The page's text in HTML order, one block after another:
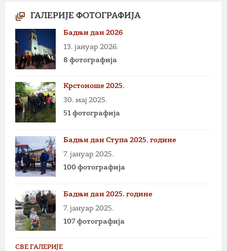
ГАЛЕРИЈЕ ФОТОГРАФИЈА
Бадњи дан 2026
13. јануар 2026.
8 фотографија
Крстоноше 2025.
30. мај 2025.
51 фотографија
Бадњи дан Ступа 2025. године
7. јануар 2025.
100 фотографија
Бадњи дан 2025. године
7. јануар 2025.
107 фотографија
СВЕ ГАЛЕРИЈЕ